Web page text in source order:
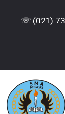
☏ (021)